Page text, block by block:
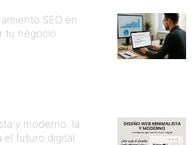
SEO en
tu negocio
y moderno: la
el futuro digital